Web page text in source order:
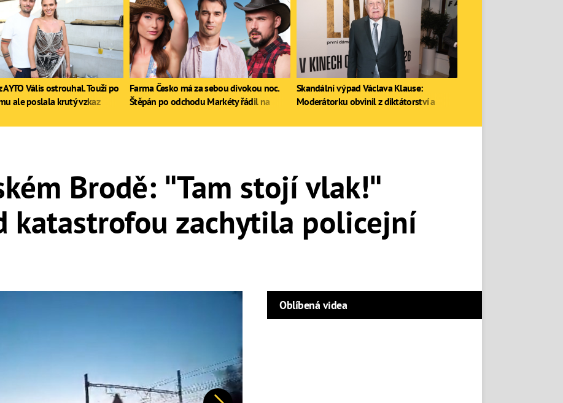
Brodě: "Tam stojí vlak!"
katastrofou zachytila policejní
Oblíbená videa
Vális ostrouhal. Touží po
ale poslala krutý vzkaz
Farma Česko má za sebou divokou noc.
Štěpán po odchodu Markéty řádil na
Skandální výpad Václava Klause:
Moderátorku obvinil z diktátorství a